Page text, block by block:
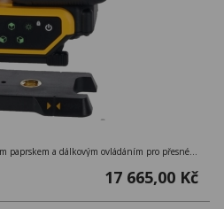
Křížový laser (3x360°) 18V se zeleným paprskem a dálkovým ovládáním pro přesné nastavení až na 100 m, přesnost ± 0,3 mm/m
17 665,00 Kč